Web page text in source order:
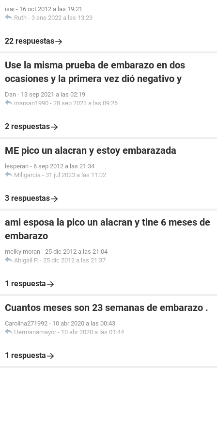
isai - 16 oct 2012 a las 19:21
Ruth - 3 ene 2022 a las 13:23
22 respuestas
Use la misma prueba de embarazo en dos
ocasiones y la primera vez dió negativo y
Dan - 13 sep 2021 a las 02:19
marsan1990 - 28 sep 2023 a las 09:26
2 respuestas
ME pico un alacran y estoy embarazada
lesperan - 6 sep 2012 a las 21:34
Miligarcia - 31 jul 2023 a las 11:02
3 respuestas
ami esposa la pico un alacran y tine 6 meses de
embarazo
melky moran - 25 dic 2012 a las 21:04
Abigail P. - 25 dic 2012 a las 21:37
1 respuesta
Cuantos meses son 23 semanas de embarazo .
Carolina271992 - 10 abr 2020 a las 00:43
Hermanamayor - 10 abr 2020 a las 01:44
1 respuesta